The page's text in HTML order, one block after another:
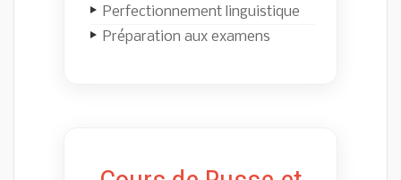
Perfectionnement linguistique
Préparation aux examens